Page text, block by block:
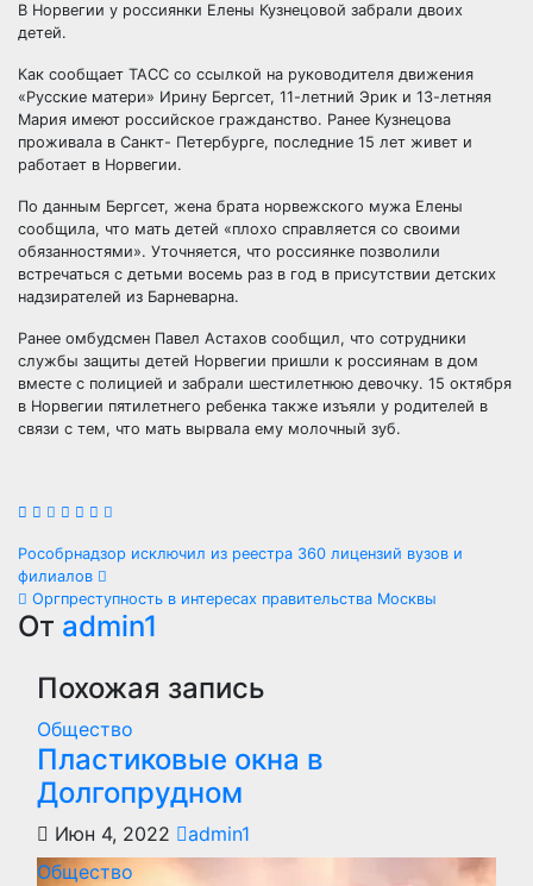
В Норвегии у россиянки Елены Кузнецовой забрали двоих
детей.
Как сообщает ТАСС со ссылкой на руководителя движения
«Русские матери» Ирину Бергсет, 11-летний Эрик и 13-летняя
Мария имеют российское гражданство. Ранее Кузнецова
проживала в Санкт- Петербурге, последние 15 лет живет и
работает в Норвегии.
По данным Бергсет, жена брата норвежского мужа Елены
сообщила, что мать детей «плохо справляется со своими
обязанностями». Уточняется, что россиянке позволили
встречаться с детьми восемь раз в год в присутствии детских
надзирателей из Барневарна.
Ранее омбудсмен Павел Астахов сообщил, что сотрудники
службы защиты детей Норвегии пришли к россиянам в дом
вместе с полицией и забрали шестилетнюю девочку. 15 октября
в Норвегии пятилетнего ребенка также изъяли у родителей в
связи с тем, что мать вырвала ему молочный зуб.
Навигация
по
записям
Рособрнадзор исключил из реестра 360 лицензий вузов и
филиалов
Оргпреступность в интересах правительства Москвы
От admin1
Похожая запись
Общество
Пластиковые окна в
Долгопрудном
Июн 4, 2022
admin1
Общество